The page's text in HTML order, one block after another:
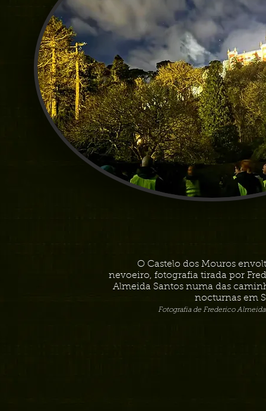
O Castelo dos Mouros
nevoeiro, fotografia tirada por
Almeida Santos numa das
nocturnas em
Fotografia de Frederico Almeida